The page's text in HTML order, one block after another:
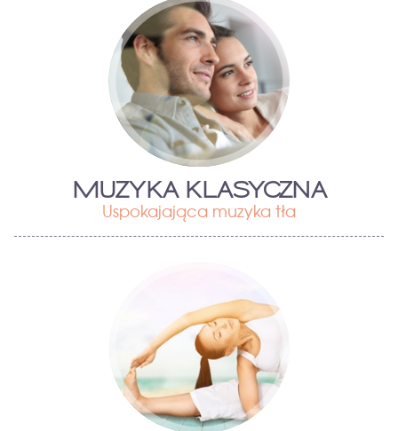
MUZYKA KLASYCZNA
Uspokajająca muzyka tła